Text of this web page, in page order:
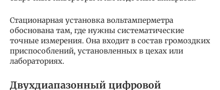
Стационарная установка вольтамперметра
обоснована там, где нужны систематические
точные измерения. Она входит в состав громоздких
приспособлений, установленных в цехах или
лабораториях.
Двухдиапазонный цифровой